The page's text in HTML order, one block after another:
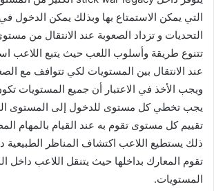
التي يمكن الاستمتاع بها وبذلك يمكن الدخول
التحديات و تزداد الصعوبة عند الانتقال من
تتنوع طريقة وأسلوب اللعب حيث يتبع اللاعب
عند الانتقال بين المستويات لكي تتوافف مع
ويجب الأخذ في الاعتبار أن جميع المستويات
يجب تخطي كل مستوى للدخول إلى المستوى
تقييم كل مستوى تقوم به عند القيام بالمهام
ذلك يستطيع اللاعب اكتشاف المناظر الطبيعية
تقوم المعارك بداخلها حيث يتنقل اللاعب داخل
المستويات.